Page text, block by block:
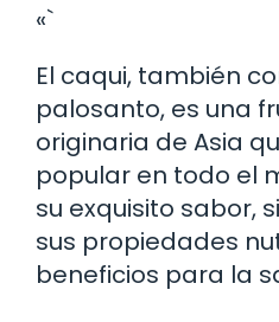
«`
El caqui, también
palosanto, es una
originaria de Asia
popular en todo el
su exquisito sabor,
sus propiedades
beneficios para la